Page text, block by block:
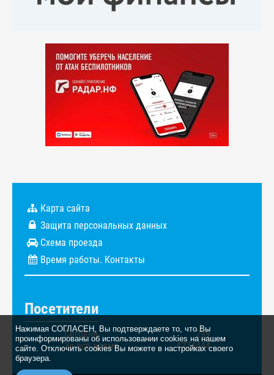
Нажимая СОГЛАСЕН, Вы подтверждаете то, что Вы
проинформированы об использовании cookies на нашем
сайте. Отключить cookies Вы можете в настройках своего
браузера.
Карта сайта
Защита персональных данных
Схема проезда
Время работы. Контакты
Посетители
Сегодня
299
За всё время
4274444